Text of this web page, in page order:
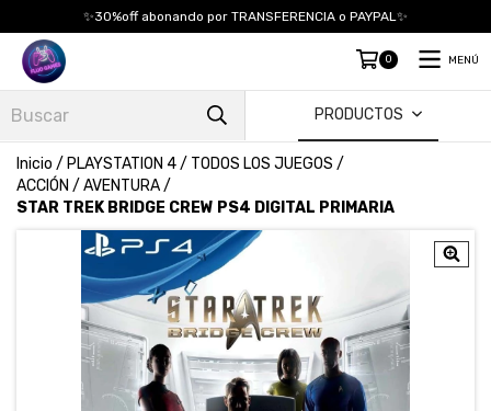
✨30%off abonando por TRANSFERENCIA o PAYPAL✨
0 MENÚ
PRODUCTOS
Inicio / PLAYSTATION 4/ TODOS LOS JUEGOS /
ACCIÓN / AVENTURA/
STAR TREK BRIDGE CREW PS4 DIGITAL PRIMARIA